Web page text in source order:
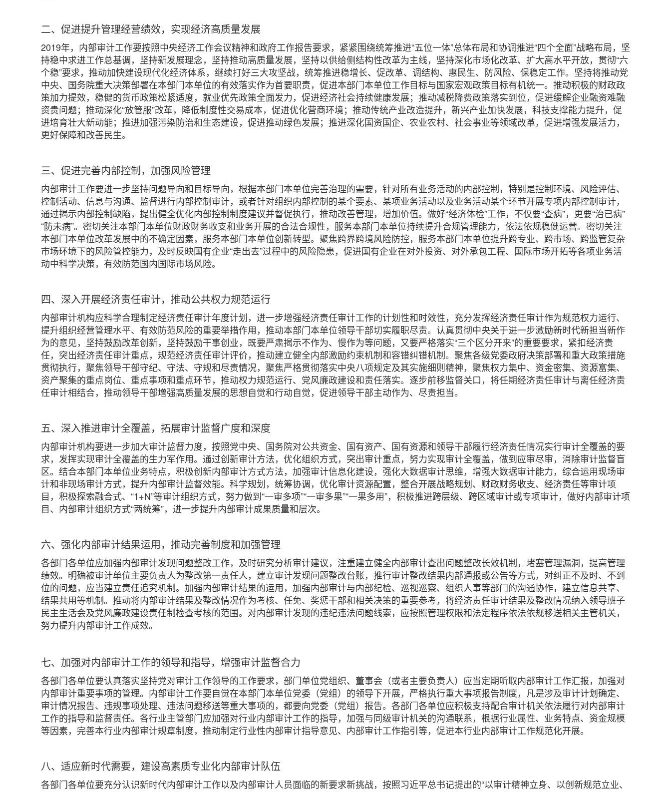
二、促进提升管理经营绩效，实现经济高质量发展
2019年，内部审计工作要按照中央经济工作会议精神和政府工作报告要求，紧紧围绕统筹推进“五位一体”总体布局和协调推进“四个全面”战略布局，坚
持稳中求进工作总基调，坚持新发展理念，坚持推动高质量发展，坚持以供给侧结构性改革为主线，坚持深化市场化改革、扩大高水平开放，贯彻“六
个稳”要求，推动加快建设现代化经济体系，继续打好三大攻坚战，统筹推进稳增长、促改革、调结构、惠民生、防风险、保稳定工作。坚持将推动党
中央、国务院重大决策部署在本部门本单位的有效落实作为首要职责，促进本部门本单位工作目标与国家宏观政策目标有机统一。推动积极的财政政
策加力提效，稳健的货币政策松紧适度，就业优先政策全面发力，促进经济社会持续健康发展；推动减税降费政策落实到位，促进缓解企业融资难融
资贵问题；推动深化“放管服”改革，降低制度性交易成本，促进优化营商环境；推动传统产业改造提升，新兴产业加快发展，科技支撑能力提升，促
进培育壮大新动能；推进加强污染防治和生态建设，促进推动绿色发展；推进深化国资国企、农业农村、社会事业等领域改革，促进增强发展活力，
更好保障和改善民生。
三、促进完善内部控制，加强风险管理
内部审计工作要进一步坚持问题导向和目标导向，根据本部门本单位完善治理的需要，针对所有业务活动的内部控制，特别是控制环境、风险评估、
控制活动、信息与沟通、监督进行内部控制审计，或者针对组织内部控制的某个要素、某项业务活动以及业务活动某个环节开展专项内部控制审计，
通过揭示内部控制缺陷，提出健全优化内部控制制度建议并督促执行，推动改善管理，增加价值。做好“经济体检”工作，不仅要“查病”，更要“治已病”
“防未病”。密切关注本部门本单位财政财务收支和业务开展的合法合规性，服务本部门本单位持续提升合规管理能力，依法依规稳健运营。密切关注
本部门本单位改革发展中的不确定因素，服务本部门本单位创新转型。聚焦跨界跨境风险防控，服务本部门本单位提升跨专业、跨市场、跨监管复杂
市场环境下的风险管控能力，及时反映国有企业“走出去”过程中的风险隐患，促进国有企业在对外投资、对外承包工程、国际市场开拓等各项业务活
动中科学决策，有效防范国内国际市场风险。
四、深入开展经济责任审计，推动公共权力规范运行
内部审计机构应科学合理制定经济责任审计年度计划，进一步增强经济责任审计工作的计划性和时效性，充分发挥经济责任审计作为规范权力运行、
提升组织经营管理水平、有效防范风险的重要举措作用，推动本部门本单位领导干部切实履职尽责。认真贯彻中央关于进一步激励新时代新担当新作
为的意见，坚持鼓励改革创新，坚持鼓励干事创业，既要严肃揭示不作为、慢作为等问题，又要严格落实“三个区分开来”的重要要求，紧扣经济责
任，突出经济责任审计重点，规范经济责任审计评价，推动建立健全内部激励约束机制和容错纠错机制。聚焦各级党委政府决策部署和重大政策措施
贯彻执行，聚焦领导干部守纪、守法、守规和尽责情况，聚焦严格贯彻落实中央八项规定及其实施细则精神，聚焦权力集中、资金密集、资源富集、
资产聚集的重点岗位、重点事项和重点环节，推动权力规范运行、党风廉政建设和责任落实。逐步前移监督关口，将任期经济责任审计与离任经济责
任审计相结合，推动领导干部增强高质量发展的思想自觉和行动自觉，促进领导干部主动作为、尽责担当。
五、深入推进审计全覆盖，拓展审计监督广度和深度
内部审计机构要进一步加大审计监督力度，按照党中央、国务院对公共资金、国有资产、国有资源和领导干部履行经济责任情况实行审计全覆盖的要
求，发挥实现审计全覆盖的生力军作用。通过创新审计方法，优化组织方式，突出审计重点，努力实现审计全覆盖，做到应审尽审，消除审计监督盲
区。结合本部门本单位业务特点，积极创新内部审计方式方法，加强审计信息化建设，强化大数据审计思维，增强大数据审计能力，综合运用现场审
计和非现场审计方式，提升内部审计监督效能。科学规划，统筹协调，优化审计资源配置，整合开展战略规划、财政财务收支、经济责任等审计项
目，积极探索融合式、“1+N”等审计组织方式，努力做到“一审多项”“一审多果”“一果多用”，积极推进跨层级、跨区域审计或专项审计，做好内部审计项
目、内部审计组织方式“两统筹”，进一步提升内部审计成果质量和层次。
六、强化内部审计结果运用，推动完善制度和加强管理
各部门各单位应加强内部审计发现问题整改工作，及时研究分析审计建议，注重建立健全内部审计查出问题整改长效机制，堵塞管理漏洞，提高管理
绩效。明确被审计单位主要负责人为整改第一责任人，建立审计发现问题整改台账，推行审计整改结果内部通报或公告等方式，对纠正不及时、不到
位的问题，应当建立责任追究机制。加强内部审计结果的运用，加强内部审计与内部纪检、巡视巡察、组织人事等部门的沟通协作，建立信息共享、
结果共用等机制。推动将内部审计结果及整改情况作为考核、任免、奖惩干部和相关决策的重要参考，将经济责任审计结果及整改情况纳入领导班子
民主生活会及党风廉政建设责任制检查考核的范围。对内部审计发现的违纪违法问题线索，应按照管理权限和法定程序依法依规移送相关主管机关，
努力提升内部审计工作成效。
七、加强对内部审计工作的领导和指导，增强审计监督合力
各部门各单位要认真落实坚持党对审计工作领导的工作要求，部门单位党组织、董事会（或者主要负责人）应当定期听取内部审计工作汇报，加强对
内部审计重要事项的管理。内部审计工作要自觉在本部门本单位党委（党组）的领导下开展，严格执行重大事项报告制度，凡是涉及审计计划确定、
审计情况报告、违规事项处理、违法问题移送等重大事项的，都要向党委（党组）报告。各部门各单位应积极支持配合审计机关依法履行对内部审计
工作的指导和监督责任。各行业主管部门应加强对行业内部审计工作的指导，加强与同级审计机关的沟通联系，根据行业属性、业务特点、资金规模
等因素，完善本行业内部审计规章制度，推动制定行业性内部审计指导意见、内部审计工作指引等，促进本行业内部审计工作规范化开展。
八、适应新时代需要，建设高素质专业化内部审计队伍
各部门各单位要充分认识新时代内部审计工作以及内部审计人员面临的新要求新挑战，按照习近平总书记提出的“以审计精神立身、以创新规范立业、